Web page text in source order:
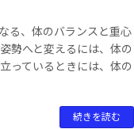
る、体のバランスと重心
勢へと変えるには、体の
っているときには、体の
続きを読む